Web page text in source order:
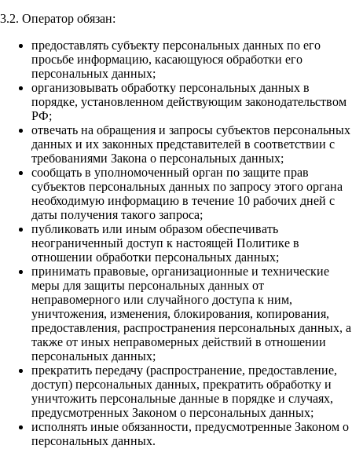
3.2. Оператор обязан:
предоставлять субъекту персональных данных по его
просьбе информацию, касающуюся обработки его
персональных данных;
организовывать обработку персональных данных в
порядке, установленном действующим законодательством
РФ;
отвечать на обращения и запросы субъектов персональных
данных и их законных представителей в соответствии с
требованиями Закона о персональных данных;
сообщать в уполномоченный орган по защите прав
субъектов персональных данных по запросу этого органа
необходимую информацию в течение 10 рабочих дней с
даты получения такого запроса;
публиковать или иным образом обеспечивать
неограниченный доступ к настоящей Политике в
отношении обработки персональных данных;
принимать правовые, организационные и технические
меры для защиты персональных данных от
неправомерного или случайного доступа к ним,
уничтожения, изменения, блокирования, копирования,
предоставления, распространения персональных данных, а
также от иных неправомерных действий в отношении
персональных данных;
прекратить передачу (распространение, предоставление,
доступ) персональных данных, прекратить обработку и
уничтожить персональные данные в порядке и случаях,
предусмотренных Законом о персональных данных;
исполнять иные обязанности, предусмотренные Законом о
персональных данных.